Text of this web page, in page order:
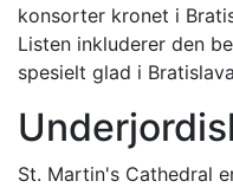
konsorter kronet i
Listen inkluderer den
spesielt glad i
St. Martin's Cathedral